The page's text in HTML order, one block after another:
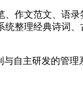
、作文范文、语录
整理经典诗词、
自主研发的管理